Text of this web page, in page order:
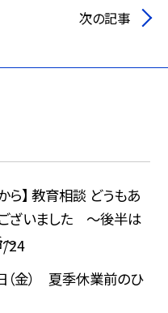
次の記事
ら】 教育相談 どうもあ
ざいました ～後半は
24
（金） 夏季休業前のひ